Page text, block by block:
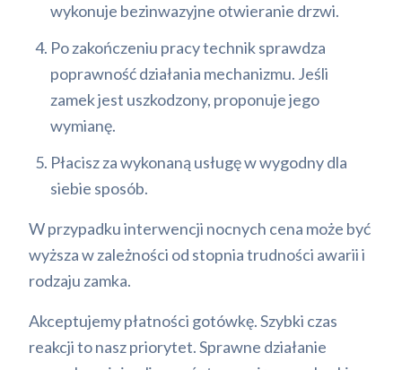
wykonuje bezinwazyjne otwieranie drzwi.
Po zakończeniu pracy technik sprawdza
poprawność działania mechanizmu. Jeśli
zamek jest uszkodzony, proponuje jego
wymianę.
Płacisz za wykonaną usługę w wygodny dla
siebie sposób.
W przypadku interwencji nocnych cena może być
wyższa w zależności od stopnia trudności awarii i
rodzaju zamka.
Akceptujemy płatności gotówkę. Szybki czas
reakcji to nasz priorytet. Sprawne działanie